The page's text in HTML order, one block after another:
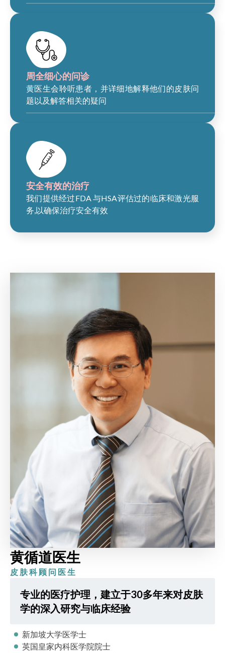
周全细心的问诊
黄医生会聆听患者，并详细地解释他们的皮肤问
题以及解答相关的疑问
安全有效的治疗
我们提供经过FDA 与HSA评估过的临床和激光服
务,以确保治疗安全有效
黄循道医生
皮肤科顾问医生
专业的医疗护理，建立于30多年来对皮肤
学的深入研究与临床经验
新加坡大学医学士
英国皇家内科医学院院士